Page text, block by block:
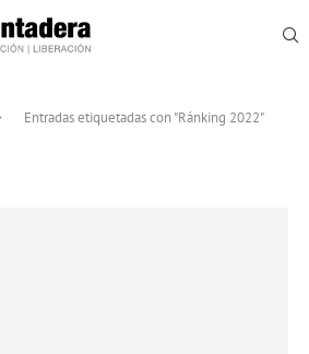
Entradas etiquetadas con "Ránking 2022"